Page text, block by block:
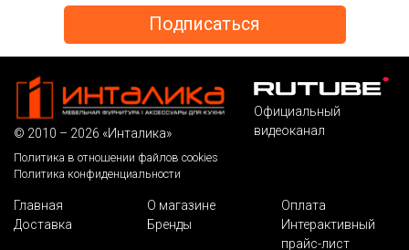
© 2010 – 2026 «Инталика»
Политика в отношении файлов cookies
Политика конфиденциальности
Официальный
видеоканал
Главная О магазине
Оплата
Доставка
Бренды
Интерактивный
прайс-лист